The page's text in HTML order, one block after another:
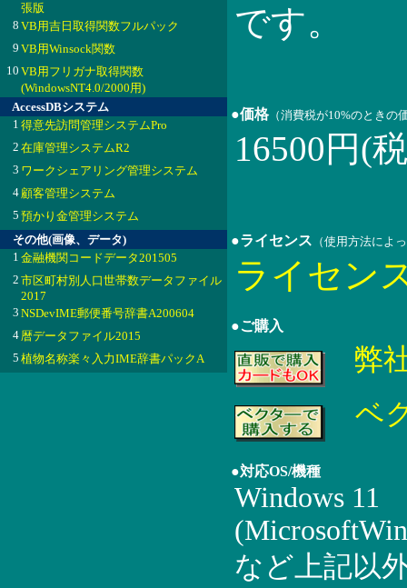
張版
8 VB用吉日取得関数フルパック
9 VB用Winsock関数
10 VB用フリガナ取得関数
(WindowsNT4.0/2000用)
AccessDBシステム
1 得意先訪問管理システムPro
2 在庫管理システムR2
3 ワークシェアリング管理システム
4顧客管理システム
5 預かり金管理システム
その他(画像、データ)
1 金融機関コードデータ201505
2 市区町村別人口世帯数データファイル
2017
3 NSDevIME郵便番号辞書A200604
4暦データファイル2015
5 植物名称楽々入力IME辞書パックA
です。
●価格（消費税が10%のときの
16500円(
●ライセンス （使用方法によ
ライセン
●ご購入
弊
ベ
●対応OS/機種
Windows 11
など上記以